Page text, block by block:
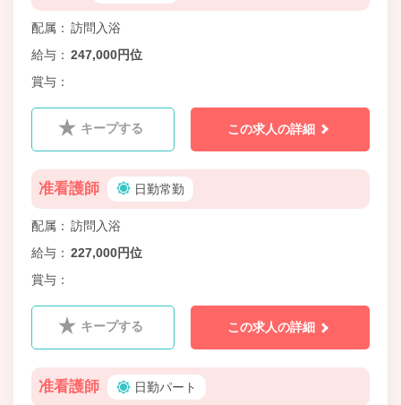
配属
訪問入浴
給与
247,000円位
賞与
キープする この求人の詳細
准看護師 日勤常勤
配属
訪問入浴
給与
227,000円位
賞与
キープする この求人の詳細
准看護師 日勤パート